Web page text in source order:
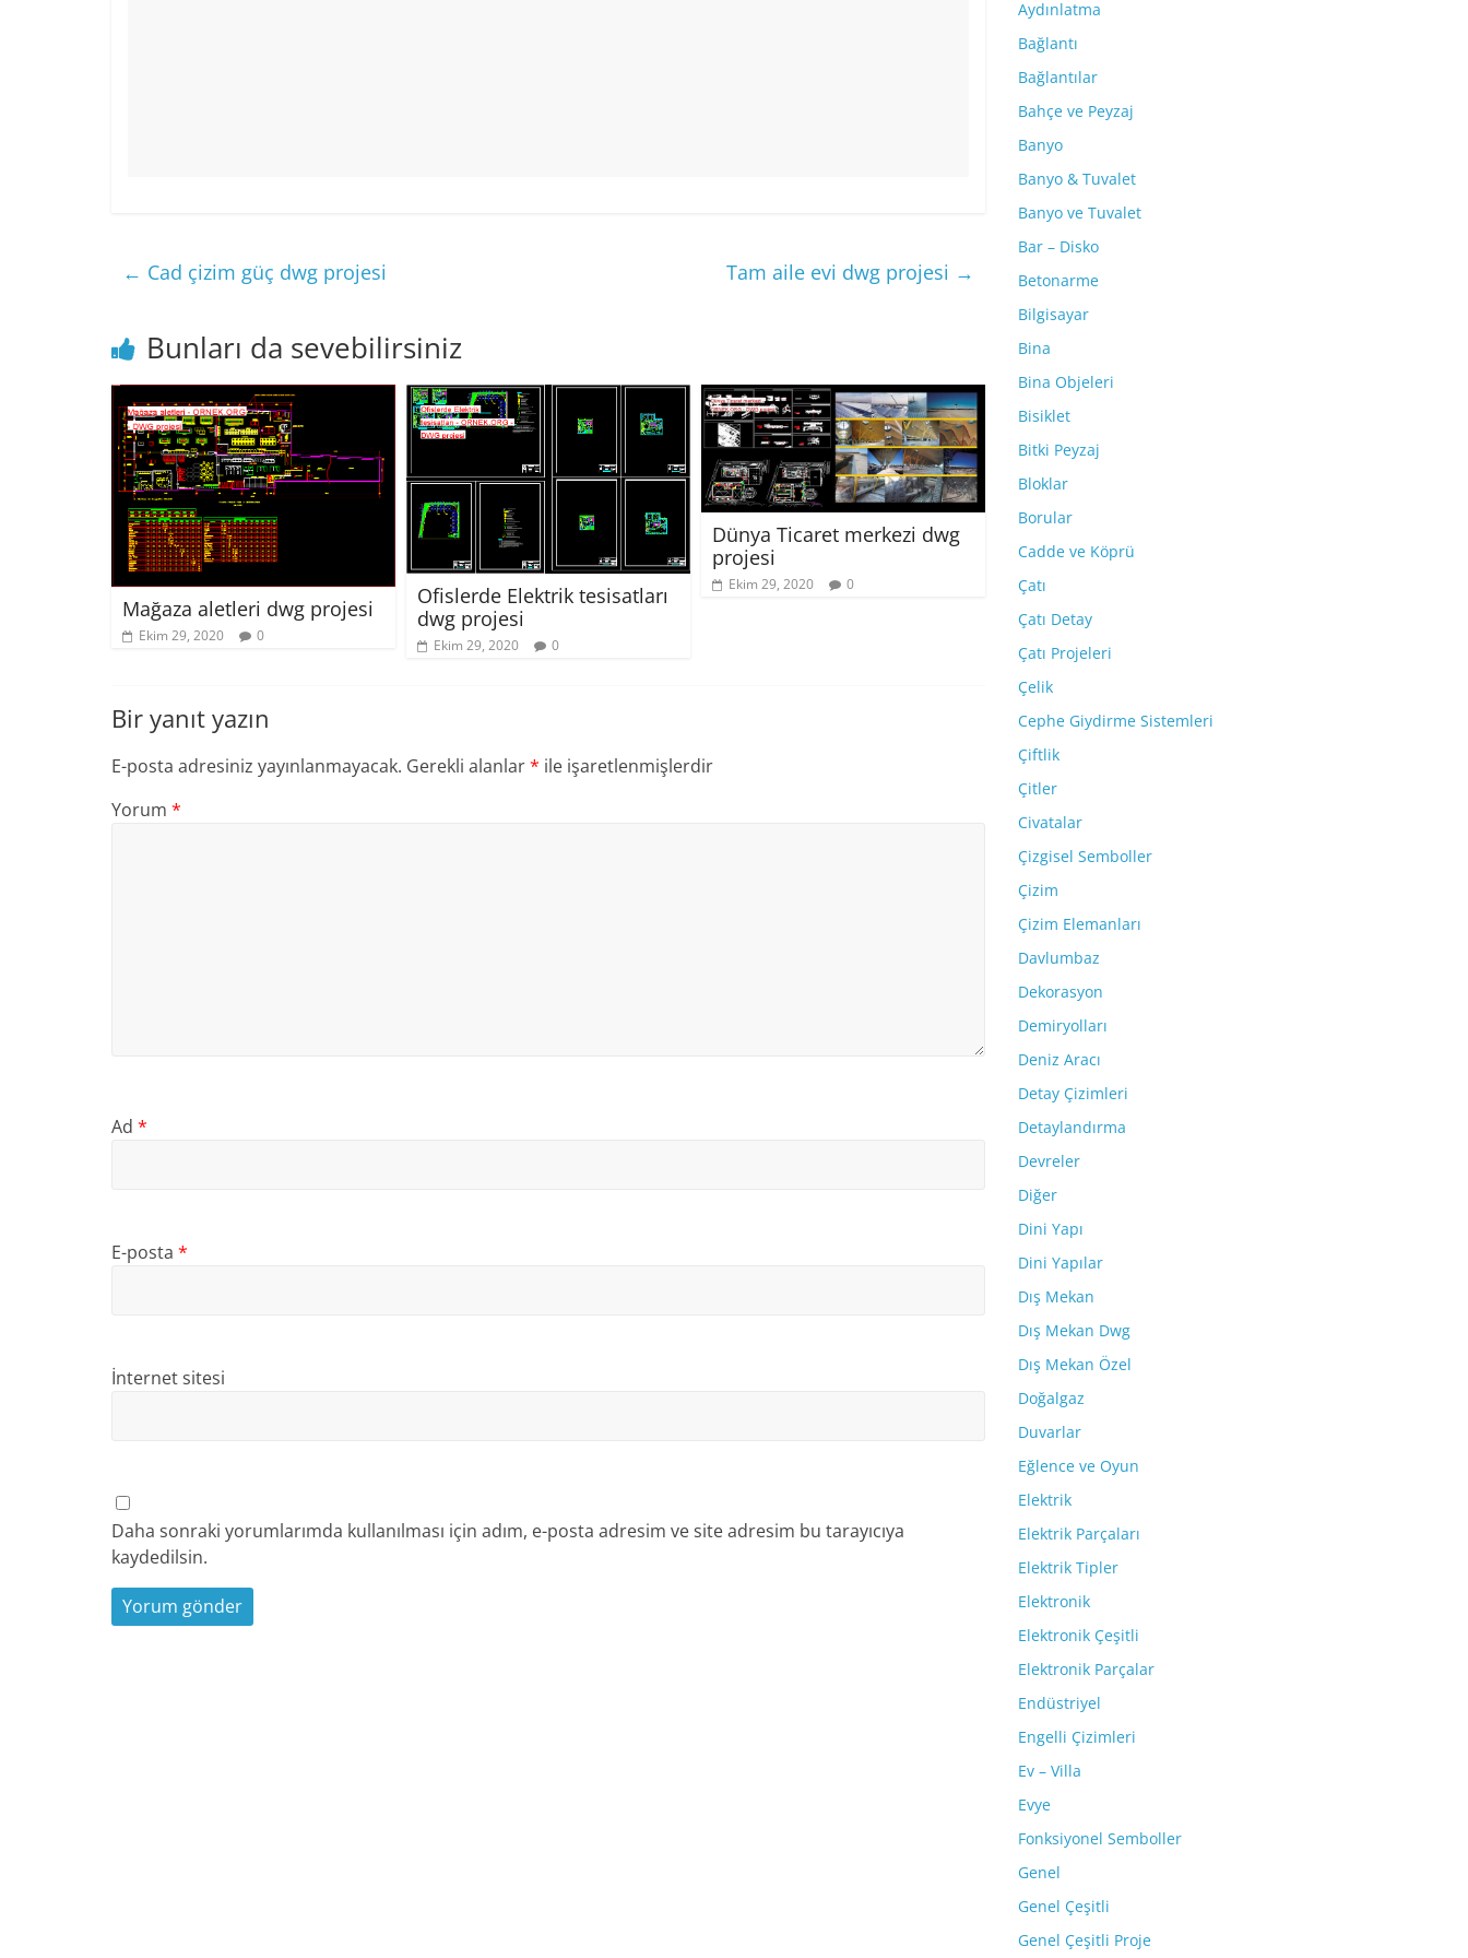
← Cad çizim güç dwg projesi Tam aile evi dwg projesi →
Bunları da sevebilirsiniz
Mağaza aletleri dwg projesi
Ekim 29, 2020 0
Ofislerde Elektrik tesisatları
dwg projesi
Ekim 29, 2020 0
Dünya Ticaret merkezi dwg
projesi
Ekim 29, 2020 0
Bir yanıt yazın
E-posta adresiniz yayınlanmayacak. Gerekli alanlar* ile işaretlenmişlerdir
Yorum *
Ad *
E-posta *
İnternet sitesi
Daha sonraki yorumlarımda kullanılması için adım, e-posta adresim ve site adresim bu tarayıcıya
kaydedilsin.
Aydınlatma
Bağlantı
Bağlantılar
Bahçe ve Peyzaj
Banyo
Banyo & Tuvalet
Banyo ve Tuvalet
Bar – Disko
Betonarme
Bilgisayar
Bina
Bina Objeleri
Bisiklet
Bitki Peyzaj
Bloklar
Borular
Cadde ve Köprü
Çatı
Çatı Detay
Çatı Projeleri
Çelik
Cephe Giydirme Sistemleri
Çiftlik
Çitler
Civatalar
Çizgisel Semboller
Çizim
Çizim Elemanları
Davlumbaz
Dekorasyon
Demiryolları
Deniz Aracı
Detay Çizimleri
Detaylandırma
Devreler
Diğer
Dini Yapı
Dini Yapılar
Dış Mekan
Dış Mekan Dwg
Dış Mekan Özel
Doğalgaz
Duvarlar
Eğlence ve Oyun
Elektrik
Elektrik Parçaları
Elektrik Tipler
Elektronik
Elektronik Çeşitli
Elektronik Parçalar
Endüstriyel
Engelli Çizimleri
Ev – Villa
Evye
Fonksiyonel Semboller
Genel
Genel Çeşitli
Genel Çeşitli Proje